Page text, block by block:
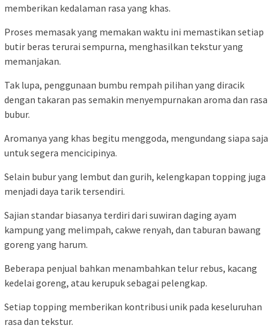
memberikan kedalaman rasa yang khas.
Proses memasak yang memakan waktu ini memastikan setiap
butir beras terurai sempurna, menghasilkan tekstur yang
memanjakan.
Tak lupa, penggunaan bumbu rempah pilihan yang diracik
dengan takaran pas semakin menyempurnakan aroma dan rasa
bubur.
Aromanya yang khas begitu menggoda, mengundang siapa saja
untuk segera mencicipinya.
Selain bubur yang lembut dan gurih, kelengkapan topping juga
menjadi daya tarik tersendiri.
Sajian standar biasanya terdiri dari suwiran daging ayam
kampung yang melimpah, cakwe renyah, dan taburan bawang
goreng yang harum.
Beberapa penjual bahkan menambahkan telur rebus, kacang
kedelai goreng, atau kerupuk sebagai pelengkap.
Setiap topping memberikan kontribusi unik pada keseluruhan
rasa dan tekstur.